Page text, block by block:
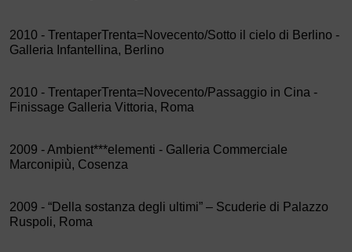
2010 - TrentaperTrenta=Novecento/Sotto il cielo di Berlino -
Galleria Infantellina, Berlino
2010 - TrentaperTrenta=Novecento/Passaggio in Cina -
Finissage Galleria Vittoria, Roma
2009 - Ambient***elementi - Galleria Commerciale
Marconipiù, Cosenza
2009 - “Della sostanza degli ultimi” – Scuderie di Palazzo
Ruspoli, Roma